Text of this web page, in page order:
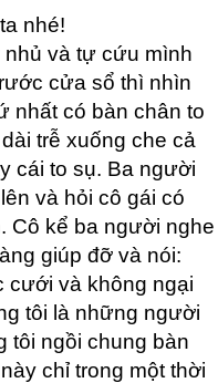
nhé!
nhủ và tự cứu mình
cửa sổ thì nhìn
nhất có bàn chân to
trễ xuống che cả
cái to sụ. Ba người
và hỏi cô gái có
Cô kể ba người nghe
giúp đỡ và nói:
cưới và không ngại
tôi là những người
tôi ngồi chung bàn
chỉ trong một thời